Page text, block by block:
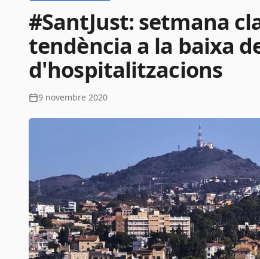
#SantJust: setmana
tendència a la baixa
d'hospitalitzacions
9 novembre 2020